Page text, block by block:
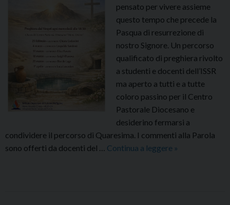
pensato per vivere assieme
questo tempo che precede la
Pasqua di resurrezione di
nostro Signore. Un percorso
qualificato di preghiera rivolto
a studenti e docenti dell’ISSR
ma aperto a tutti e a tutte
coloro passino per il Centro
Pastorale Diocesano e
desiderino fermarsi a
condividere il percorso di Quaresima. I commenti alla Parola
sono offerti da docenti del … Continua a leggere LE
»